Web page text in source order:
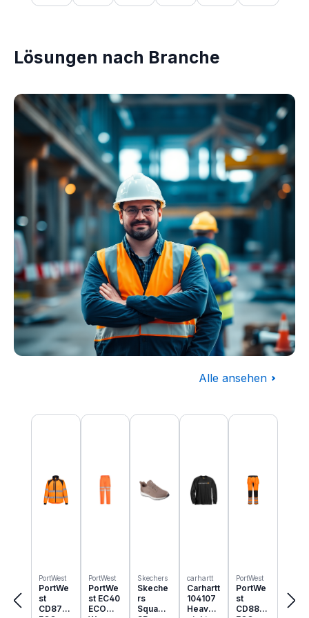
Lösungen nach Branche
Alle ansehen
Produktgalerie überspringen
PortWest
PortWe
st
CD875
PortWest
PortWe
st EC40
ECO
Skechers
Skeche
rs
Squad
carhartt
Carhartt
104107
Heavyw
PortWest
PortWe
st
CD889